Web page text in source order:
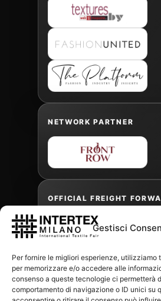
Gestisci
Per fornire le migliori esperienze,
per memorizzare e/o accedere alle
consenso a queste tecnologie ci permetterà
comportamento di navigazione o ID unici su
NETWORK PARTNER
OFFICIAL FREIGHT
gabrielea@isped.com